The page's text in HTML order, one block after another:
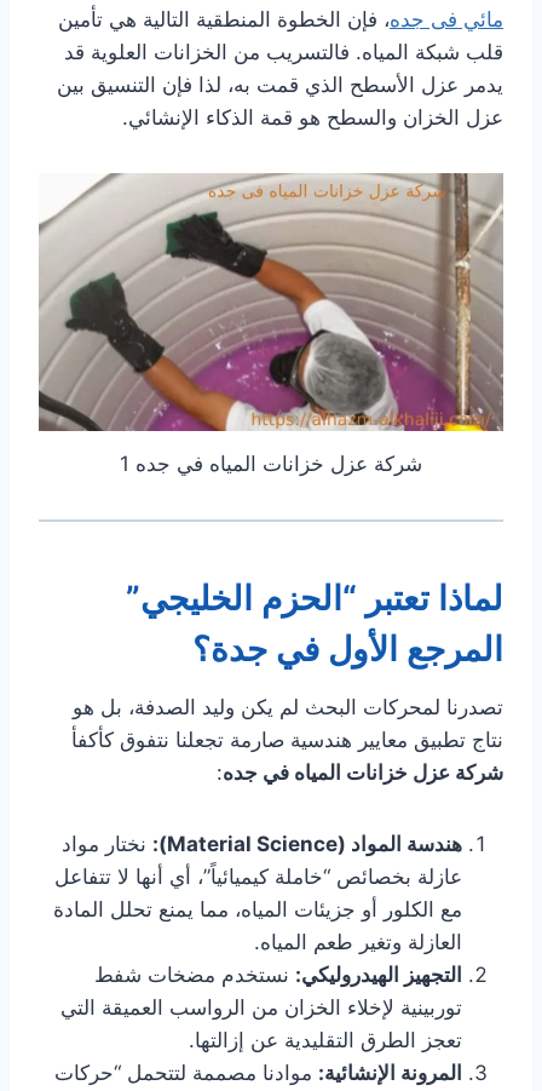
مائي فى جده، فإن الخطوة المنطقية التالية هي تأمين
قلب شبكة المياه. فالتسريب من الخزانات العلوية قد
يدمر عزل الأسطح الذي قمت به، لذا فإن التنسيق بين
عزل الخزان والسطح هو قمة الذكاء الإنشائي.
شركة عزل خزانات المياه في جده 1
لماذا تعتبر “الحزم الخليجي”
المرجع الأول في جدة؟
تصدرنا لمحركات البحث لم يكن وليد الصدفة، بل هو
نتاج تطبيق معايير هندسية صارمة تجعلنا نتفوق كأكفأ
شركة عزل خزانات المياه في جده:
هندسة المواد (Material Science):
نختار مواد
عازلة بخصائص “خاملة كيميائياً”، أي أنها لا تتفاعل
مع الكلور أو جزيئات المياه، مما يمنع تحلل المادة
العازلة وتغير طعم المياه.
التجهيز الهيدروليكي: نستخدم مضخات شفط
توربينية لإخلاء الخزان من الرواسب العميقة التي
تعجز الطرق التقليدية عن إزالتها.
المرونة الإنشائية: موادنا مصممة لتتحمل “حركات